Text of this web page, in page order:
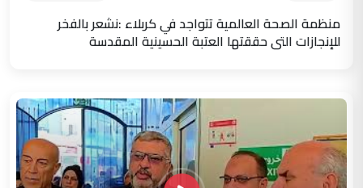
منظمة الصحة العالمية تتواجد في كربلاء :نشعر بالفخر
للإنجازات التي حققتها العتبة الحسينية المقدسة